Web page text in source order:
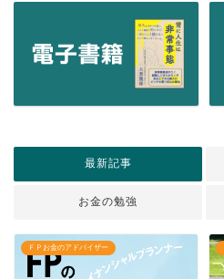
最新記事
お金の勉強
ＦＰお金のアドバイザー